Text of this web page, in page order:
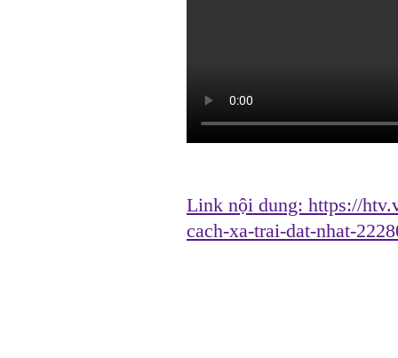
Link nội dung: https://
cach-xa-trai-dat-nhat-